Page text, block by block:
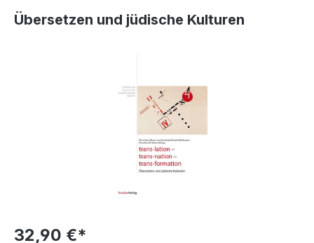
Übersetzen und jüdische Kulturen
32,90 €*